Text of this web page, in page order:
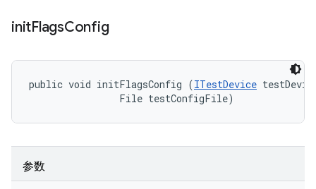
initFlagsConfig
public void initFlagsConfig (ITestDevice
                File testConfigFile)
参数